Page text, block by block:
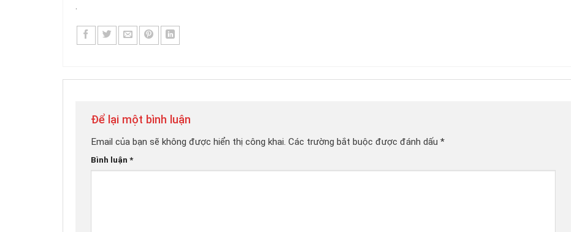
.
Để lại một bình luận
Email của bạn sẽ không được hiển thị công khai. Các trường bắt buộc được đánh dấu *
Bình luận *